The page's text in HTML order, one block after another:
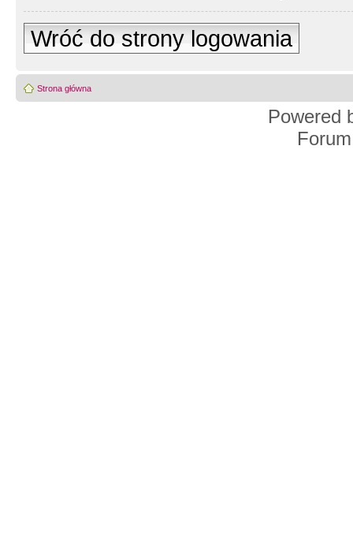
Wróć do strony logowania
Strona główna
Powered